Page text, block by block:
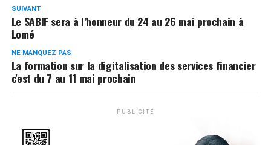
SUIVANT
Le SABIF sera à l’honneur du 24 au 26 mai prochain à
Lomé
NE MANQUEZ PAS
La formation sur la digitalisation des services financier
c'est du 7 au 11 mai prochain
PUBLICITÉ